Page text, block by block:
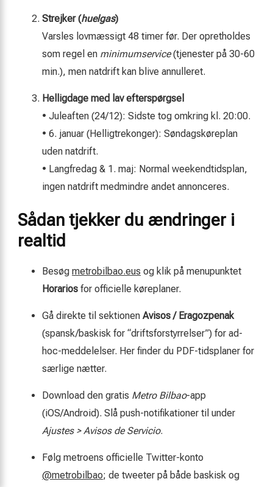
Strejker (huelgas)
Varsles lovmæssigt 48 timer før. Der opretholdes
som regel en minimumservice(tjenester på 30-60
min.), men natdrift kan blive annulleret.
Helligdage med lav efterspørgsel
• Juleaften (24/12): Sidste tog omkring kl. 20:00.
• 6. januar (Helligtrekonger): Søndagskøreplan
uden natdrift.
• Langfredag & 1. maj: Normal weekendtidsplan,
ingen natdrift medmindre andet annonceres.
Sådan tjekker du ændringer i
realtid
Besøg metrobilbao.eus og klik på menupunktet
Horarios for officielle køreplaner.
Gå direkte til sektionen Avisos / Eragozpenak
(spansk/baskisk for “driftsforstyrrelser”) for ad-
hoc-meddelelser. Her finder du PDF-tidsplaner for
særlige nætter.
Download den gratis Metro Bilbao-app
(iOS/Android). Slå push-notifikationer til under
Ajustes > Avisos de Servicio.
Følg metroens officielle Twitter-konto
@metrobilbao; de tweeter på både baskisk og